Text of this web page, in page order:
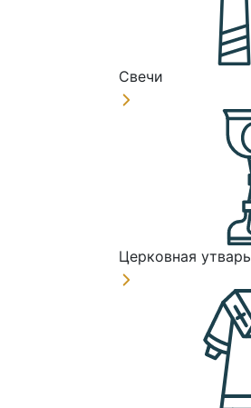
Свечи
Церковная утварь